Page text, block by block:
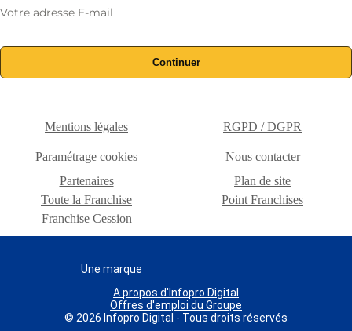
Continuer
Mentions légales RGPD / DGPR
Paramétrage cookies
Nous contacter
Partenaires
Plan de site
Toute la Franchise
Point Franchises
Franchise Cession
Une marque
A propos d'Infopro Digital
Offres d'emploi du Groupe
© 2026 Infopro Digital - Tous droits réservés